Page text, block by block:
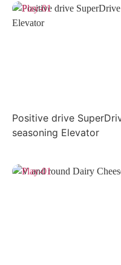
Positive drive
seasoning Elevator